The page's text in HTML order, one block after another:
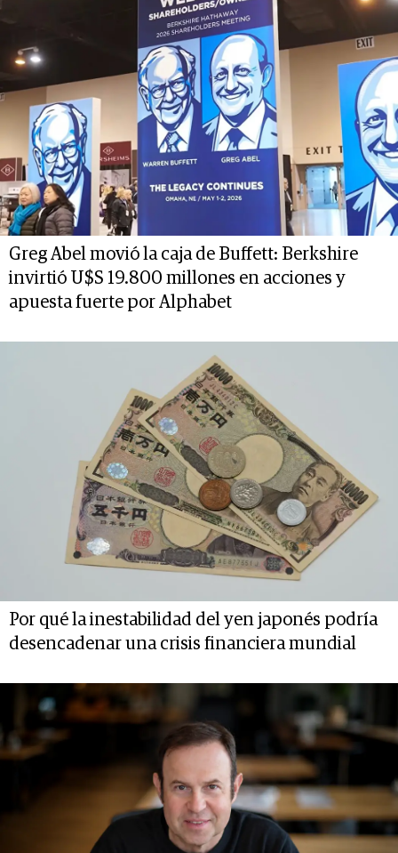
Greg Abel movió la caja de Buffett: Berkshire
invirtió U$S 19.800 millones en acciones y
apuesta fuerte por Alphabet
Por qué la inestabilidad del yen japonés podría
desencadenar una crisis financiera mundial